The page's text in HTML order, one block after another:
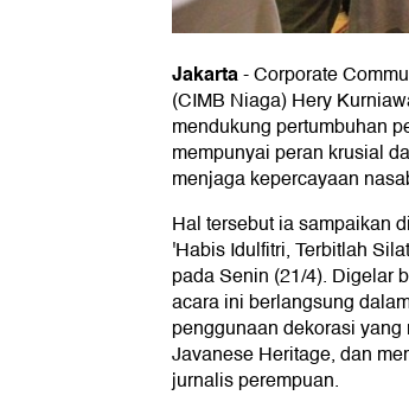
Jakarta-Corporate
(CIMB Niaga) Hery
mendukung pertumbuhan
mempunyai peran krusial
menjaga kepercayaan
Hal tersebut ia sampaikan
'Habis Idulfitri, Terbitlah
pada Senin (21/4). Digelar
acara ini berlangsung
penggunaan dekorasi
Javanese Heritage, dan
jurnalis perempuan.